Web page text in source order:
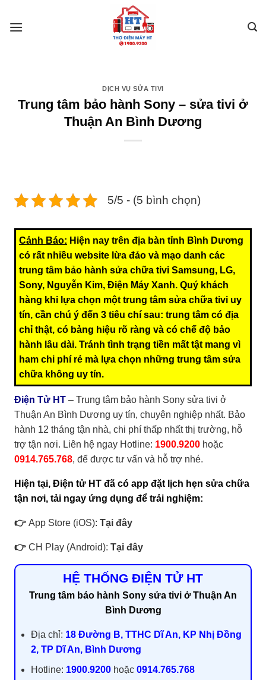
DỊCH VỤ SỬA TIVI
Trung tâm bảo hành Sony – sửa tivi ở
Thuận An Bình Dương
5/5 - (5 bình chọn)
Cảnh Báo: Hiện nay trên địa bàn tỉnh Bình Dương
có rất nhiều website lừa đảo và mạo danh các
trung tâm bảo hành sửa chữa tivi Samsung, LG,
Sony, Nguyễn Kim, Điện Máy Xanh. Quý khách
hàng khi lựa chọn một trung tâm sửa chữa tivi uy
tín, cần chú ý đến 3 tiêu chí sau: trung tâm có địa
chỉ thật, có bảng hiệu rõ ràng và có chế độ bảo
hành lâu dài. Tránh tình trạng tiền mất tật mang vì
ham chi phí rẻ mà lựa chọn những trung tâm sửa
chữa không uy tín.
Điện Tử HT – Trung tâm bảo hành Sony sửa tivi ở
Thuận An Bình Dương uy tín, chuyên nghiệp nhất. Bảo
hành 12 tháng tận nhà, chi phí thấp nhất thị trường, hỗ
trợ tận nơi. Liên hệ ngay Hotline: 1900.9200 hoặc
0914.765.768, để được tư vấn và hỗ trợ nhé.
Hiện tại, Điện tử HT đã có app đặt lịch hẹn sửa chữa
tận nơi, tải ngay ứng dụng để trải nghiệm:
👉 App Store (iOS): Tại đây
👉 CH Play (Android): Tại đây
HỆ THỐNG ĐIỆN TỬ HT
Trung tâm bảo hành Sony sửa tivi ở Thuận An
Bình Dương
Địa chỉ: 18 Đường B, TTHC Dĩ An, KP Nhị Đồng
2, TP Dĩ An, Bình Dương
Hotline: 1900.9200hoặc 0914.765.768